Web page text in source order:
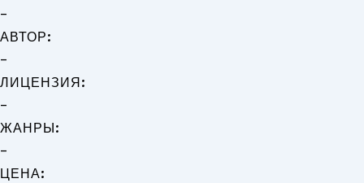
-
АВТОР:
-
ЛИЦЕНЗИЯ:
-
ЖАНРЫ:
-
ЦЕНА: